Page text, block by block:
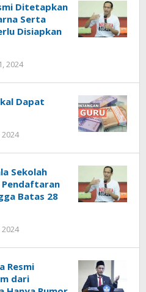
Ditetapkan
Serta
Disiapkan
2024
Dapat
Sekolah
Pendaftaran
Batas 28
Resmi
dari